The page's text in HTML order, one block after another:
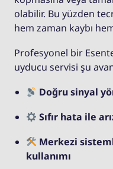
olabilir. Bu yüzden
hem zaman kaybı
Profesyonel bir
uyducu servisi şu
Doğru sinyal
Sıfır hata ile
Merkezi
kullanımı